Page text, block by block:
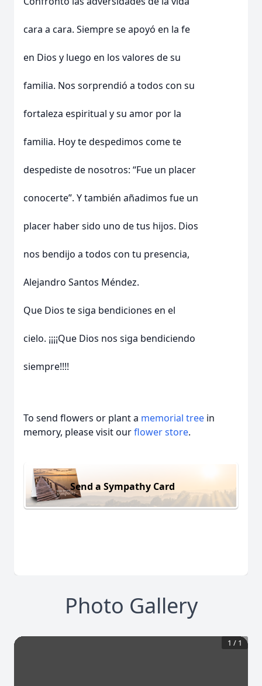
cara a cara. Siempre se apoyó en la fe
en Dios y luego en los valores de su
familia. Nos sorprendió a todos con su
fortaleza espiritual y su amor por la
familia. Hoy te despedimos come te
despediste de nosotros: “Fue un placer
conocerte”. Y también añadimos fue un
placer haber sido uno de tus hijos. Dios
nos bendijo a todos con tu presencia,
Alejandro Santos Méndez.
Que Dios te siga bendiciones en el
cielo. ¡¡¡¡Que Dios nos siga bendiciendo
siempre!!!!
To send flowers or plant a memorial tree in
memory, please visit ourflower store.
Send a Sympathy Card
Photo Gallery
1 / 1